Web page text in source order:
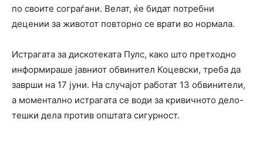
по своите сограѓани. Велат, ќе бидат потребни
децении за животот повторно се врати во нормала.
Истрагата за дискотеката Пулс, како што претходно
информираше јавниот обвинител Коцевски, треба да
заврши на 17 јуни. На случајот работат 13 обвинители,
а моментално истрагата се води за кривичното дело-
тешки дела против општата сигурност.